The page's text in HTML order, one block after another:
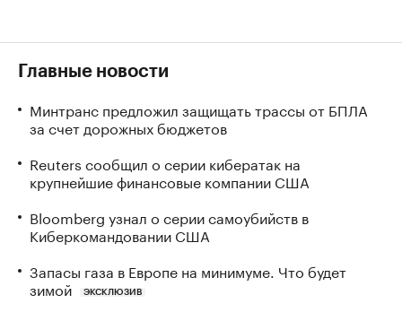
Главные новости
Минтранс предложил защищать трассы от БПЛА
за счет дорожных бюджетов
Reuters сообщил о серии кибератак на
крупнейшие финансовые компании США
Bloomberg узнал о серии самоубийств в
Киберкомандовании США
Запасы газа в Европе на минимуме. Что будет
зимой
ЭКСКЛЮЗИВ